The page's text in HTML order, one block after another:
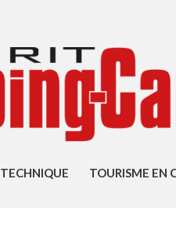
TECHNIQUE TOURISME EN